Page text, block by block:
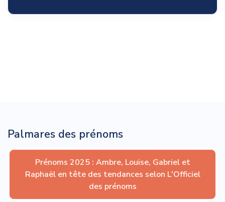
Palmares des prénoms
Prénoms 2025 : Ambre, Louise, Gabriel et
Raphaël en tête des tendances selon L'Officiel
des prénoms